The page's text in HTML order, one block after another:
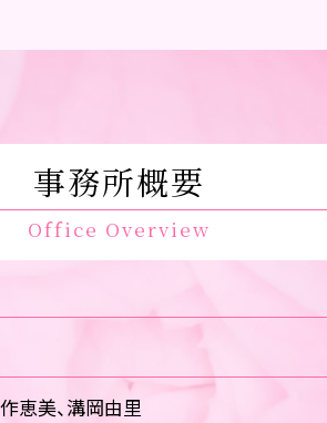
事務所概要
Office Overview
恵美、溝岡由里